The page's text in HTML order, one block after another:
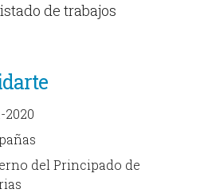
de trabajos
2020
del Principado de